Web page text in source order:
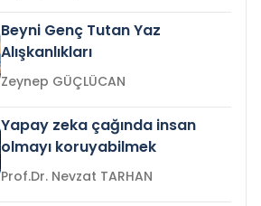
Beyni Genç Tutan Yaz
Alışkanlıkları
Zeynep GÜÇLÜCAN
Yapay zeka çağında insan
olmayı koruyabilmek
Prof.Dr. Nevzat TARHAN